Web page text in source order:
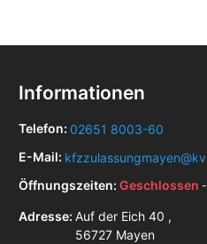
Informationen
Telefon: 02651 8003-60
E-Mail:
Öffnungszeiten: Geschlossen
Adresse: Auf der Eich 40 ,
56727 Mayen